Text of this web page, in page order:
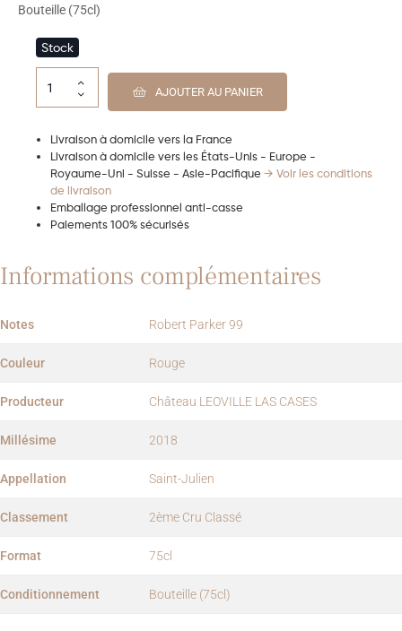
Bouteille (75cl)
Stock
AJOUTER AU PANIER
Livraison à domicile vers la France
Livraison à domicile vers les États-Unis - Europe -
Royaume-Uni - Suisse - Asie-Pacifique → Voir les conditions
de livraison
Emballage professionnel anti-casse
Paiements 100% sécurisés
Informations complémentaires
Notes Robert Parker 99
Couleur Rouge
Producteur Château LEOVILLE LAS CASES
Millésime 2018
Appellation Saint-Julien
Classement 2ème Cru Classé
Format 75cl
Conditionnement Bouteille (75cl)